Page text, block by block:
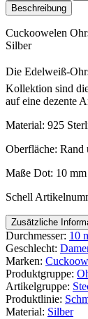
Beschreibung
Cuckoowelen
Silber
Die Edelweiß-
Kollektion sind
auf eine dezente
Material: 925
Oberfläche: Rand
Maße Dot: 10
Schell
Zusätzliche
Durchmesser: 10
Geschlecht:
Marken:
Produktgruppe:
Artikelgruppe:
Produktlinie:
Material: Silber